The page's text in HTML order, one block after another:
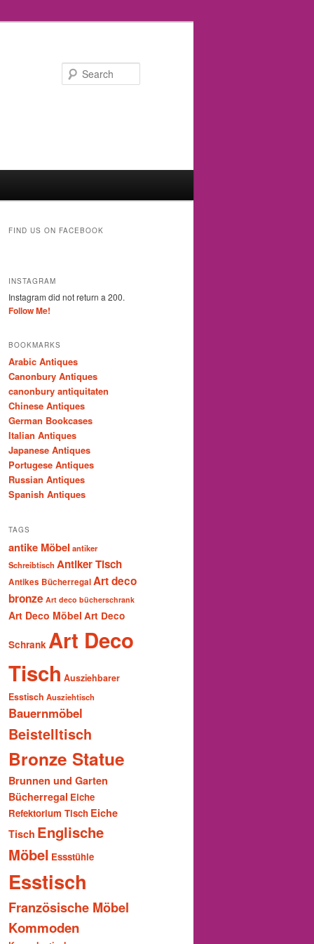
FIND US ON FACEBOOK
INSTAGRAM
Instagram did not return a 200.
Follow Me!
BOOKMARKS
Arabic Antiques
Canonbury Antiques
canonbury antiquitaten
Chinese Antiques
German Bookcases
Italian Antiques
Japanese Antiques
Portugese Antiques
Russian Antiques
Spanish Antiques
TAGS
antike Möbel antiker
Schreibtisch Antiker Tisch
Antikes BücherregalArt deco
bronze Art deco bücherschrank
Art Deco Möbel Art Deco
Schrank Art Deco
Tisch Ausziehbarer
Esstisch Ausziehtisch
Bauernmöbel
Beistelltisch
Bronze Statue
Brunnen und Garten
Bücherregal Eiche
Refektorium Tisch Eiche
Tisch Englische
Möbel Essstühle
Esstisch
Französische Möbel
Kommoden